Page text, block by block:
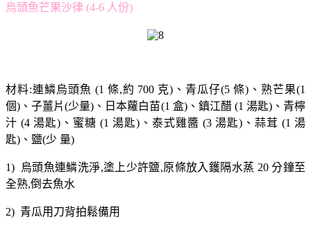
烏頭魚芒果沙律 (4-6 人份)
材料:連鱗烏頭魚 (1 條,約 700 克)、青瓜仔(5 條)、熟芒果(1
個)、子薑片(少量)、日本蘿白苗(1 盒)、鎮江醋 (1 湯匙)、青檸
汁 (4 湯匙)、蜜糖 (1 湯匙)、泰式雞醬 (3 湯匙)、蒜茸 (1 湯
匙)、鹽(少 量)
1) 烏頭魚連鱗洗淨,塗上少許鹽,原條放入鑊隔水蒸 20 分鐘至
全熟,倒去魚水
2) 青瓜用刀背拍鬆備用